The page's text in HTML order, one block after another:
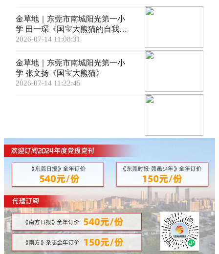
金草地｜东莞市南城阳光第一小
学 田一琛《国宝大熊猫的自我介
绍》
2026-07-14 11:08:31
金草地｜东莞市南城阳光第一小
学 张文扬《国宝大熊猫》
2026-07-14 11:22:45